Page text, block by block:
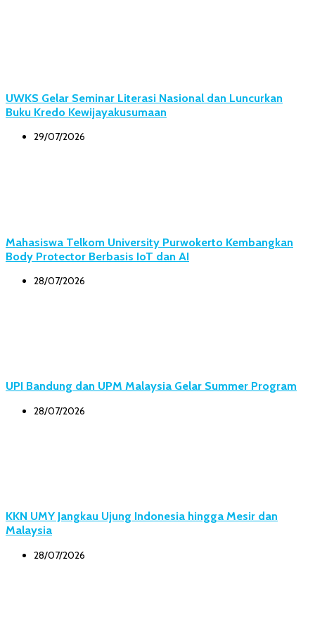
UWKS Gelar Seminar Literasi Nasional dan Luncurkan
Buku Kredo Kewijayakusumaan
29/07/2026
Mahasiswa Telkom University Purwokerto Kembangkan
Body Protector Berbasis IoT dan AI
28/07/2026
UPI Bandung dan UPM Malaysia Gelar Summer Program
28/07/2026
KKN UMY Jangkau Ujung Indonesia hingga Mesir dan
Malaysia
28/07/2026